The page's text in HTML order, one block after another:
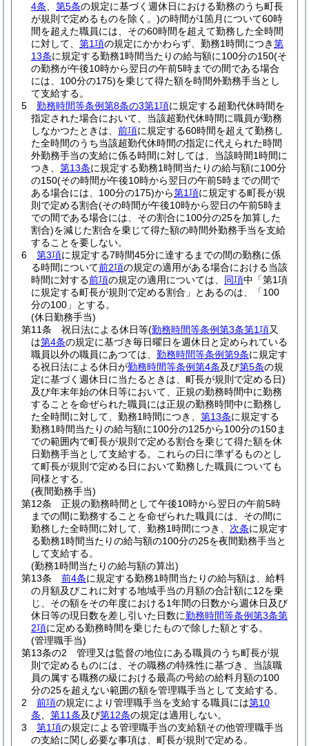
4条
第5条の規定に基づく週休日における勤務のうち町長
が規則で定めるものを除く。)の時間が1箇月について60時
間を超えた職員には、その60時間を超えて勤務した全時間
に対して、 第1項の規定にかかわらず、勤務1時間につき第
13条に規定する勤務1時間当たりの給与額に100分の150(そ
の勤務が午後10時から翌日の午前5時までの間である場合
には、100分の175)を乗じて得た額を時間外勤務手当とし
て支給する。
5
勤務時間等条例第8条の3第1項に規定する超勤代休時間を
指定された場合において、当該超勤代休時間に職員が勤務
しなかつたときは、 前項に規定する60時間を超えて勤務し
た全時間のうち当該超勤代休時間の指定に代えられた時間
外勤務手当の支給に係る時間に対しては、当該時間1時間に
つき、 第13条に規定する勤務1時間当たりの給与額に100分
の150(その時間が午後10時から翌日の午前5時までの間で
ある場合には、100分の175)から第1項に規定する町長が規
則で定める割合(その時間が午後10時から翌日の午前5時ま
での間である場合には、その割合に100分の25を加算した
割合)を減じた割合を乗じて得た額の時間外勤務手当を支給
することを要しない。
6
第3項に規定する7時間45分に達するまでの間の勤務に係
る時間について前2項の規定の適用がある場合における当該
時間に対する前項の規定の適用については、 同項中「第1項
に規定する町長が規則で定める割合」とあるのは、「100
分の100」とする。
(休日勤務手当)
第11条
祝日法による休日等(勤務時間等条例第3条第1項又
は第4条の規定に基づき毎日曜日を週休日と定められている
職員以外の職員にあつては、 勤務時間等条例第9条に規定す
る祝日法による休日が勤務時間等条例第4条及び第5条の規
定に基づく週休日に当たるときは、町長が規則で定める日)
及び年末年始の休日等において、正規の勤務時間中に勤務
することを命ぜられた職員には正規の勤務時間中に勤務し
た全時間に対して、勤務1時間につき、 第13条に規定する
勤務1時間当たりの給与額に100分の125から100分の150ま
での範囲内で町長が規則で定める割合を乗じて得た額を休
日勤務手当として支給する。
これらの日に準ずるものとし
て町長が規則で定める日において勤務した職員についても
同様とする。
(夜間勤務手当)
第12条
正規の勤務時間として午後10時から翌日の午前5時
までの間に勤務することを命ぜられた職員には、その間に
勤務した全時間に対して、勤務1時間につき、 次条に規定す
る勤務1時間当たりの給与額の100分の25を夜間勤務手当と
して支給する。
(勤務1時間当たりの給与額の算出)
第13条
前4条に規定する勤務1時間当たりの給与額は、給料
の月額及びこれに対する地域手当の月額の合計額に12を乗
じ、その額をその年度における1年間の日数から週休日及び
休日等の現日数を差し引いた日数に勤務時間等条例第3条第
2項に定める勤務時間を乗じたもので除した額とする。
(管理職手当)
第13条の2
管理又は監督の地位にある職員のうち町長が規
則で定めるものには、その職務の特殊性に基づき、当該職
員の属する職務の級における最高の号給の給料月額の100
分の25を超えない範囲の額を管理職手当として支給する。
2
前項の規定により管理職手当を支給する職員には第10
条
第11条及び第12条の規定は適用しない。
3
第1項の規定による管理職手当の支給額その他管理職手当
の支給に関し必要な事項は、町長が規則で定める。